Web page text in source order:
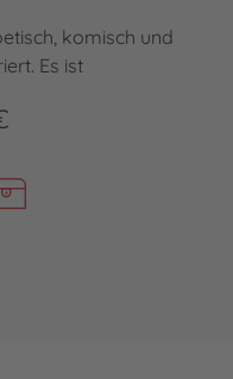
komisch und
Es ist